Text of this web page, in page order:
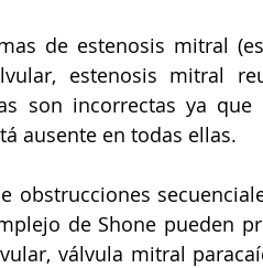
de estenosis mitral
estenosis mitral
son incorrectas ya
ausente en todas ellas.
obstrucciones
de Shone pueden
válvula mitral